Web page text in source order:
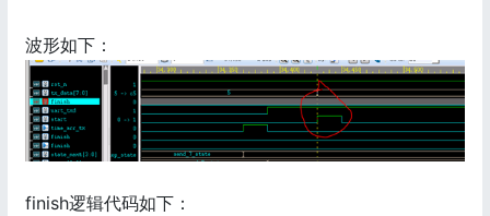
波形如下：
finish逻辑代码如下：